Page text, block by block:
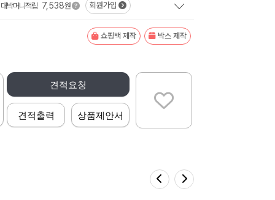
대박머니적립 7,538원 회원가입
쇼핑백 제작 박스 제작
견적요청
견적출력 상품제안서